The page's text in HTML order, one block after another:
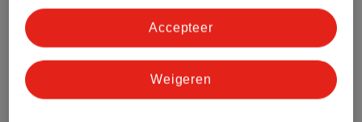
Bestel & Bezorginformatie
Weigeren
Accepteer